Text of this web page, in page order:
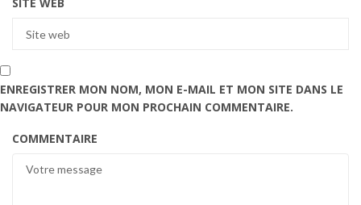
SITE WEB
ENREGISTRER MON NOM, MON E-MAIL ET MON SITE DANS LE
NAVIGATEUR POUR MON PROCHAIN COMMENTAIRE.
COMMENTAIRE